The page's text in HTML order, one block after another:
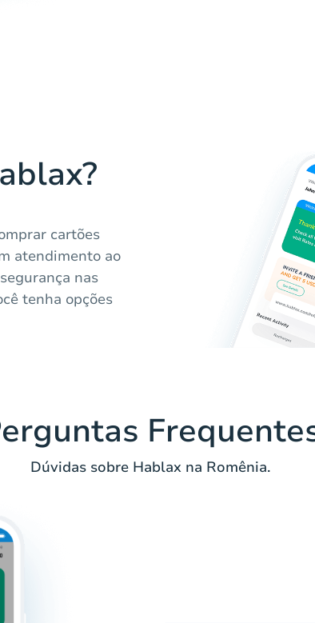
cartões
atendimento ao
nas
tenha opções
Dúvidas sobre Hablax na Romênia.